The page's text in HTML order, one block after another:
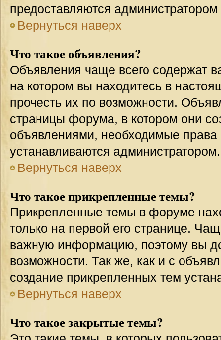
предоставляются
Вернуться наверх
Что такое объявления?
Объявления чаще всего
на котором вы находитесь в
прочесть их по возможности.
страницы форума, в котором они
объявлениями, необходимые права
устанавливаются администратором.
Вернуться наверх
Что такое прикрепленные темы?
Прикрепленные темы в форуме
только на первой его странице.
важную информацию, поэтому вы
возможности. Так же, как и с
создание прикрепленных тем
Вернуться наверх
Что такое закрытые темы?